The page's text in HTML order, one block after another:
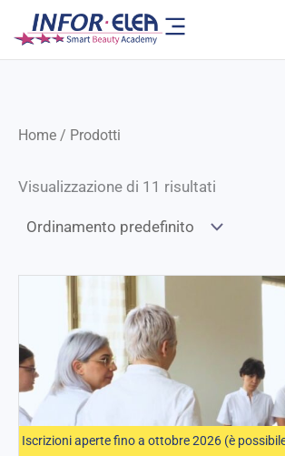
Home / Prodotti
Visualizzazione di 11 risultati
Iscrizioni aperte fino a ottobre 2026 (è